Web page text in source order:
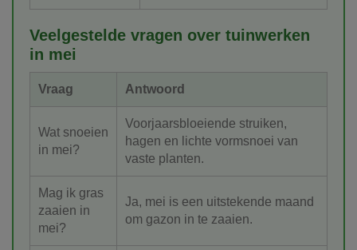
Veelgestelde vragen over tuinwerken
in mei
Vraag Antwoord
Wat snoeien
in mei?
Voorjaarsbloeiende struiken,
hagen en lichte vormsnoei van
vaste planten.
Mag ik gras
zaaien in
mei?
Ja, mei is een uitstekende maand
om gazon in te zaaien.